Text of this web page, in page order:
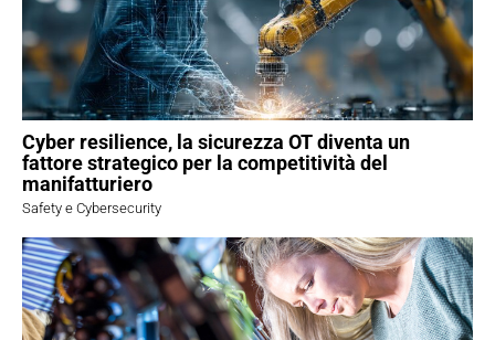
Cyber resilience, la sicurezza OT diventa un
fattore strategico per la competitività del
manifatturiero
Safety e Cybersecurity